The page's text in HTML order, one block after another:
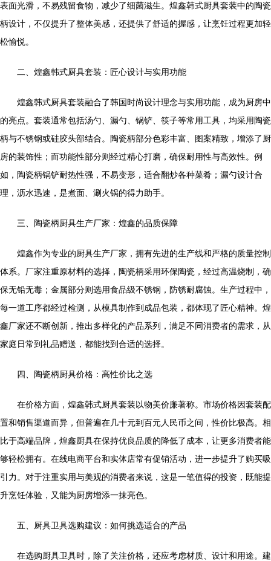
表面光滑，不易残留食物，减少了细菌滋生。煌鑫韩式厨具套装中的陶瓷
柄设计，不仅提升了整体美感，还提供了舒适的握感，让烹饪过程更加轻
松愉悦。
二、煌鑫韩式厨具套装：匠心设计与实用功能
煌鑫韩式厨具套装融合了韩国时尚设计理念与实用功能，成为厨房中
的亮点。套装通常包括汤勺、漏勺、锅铲、筷子等常用工具，均采用陶瓷
柄与不锈钢或硅胶头部结合。陶瓷柄部分色彩丰富、图案精致，增添了厨
房的装饰性；而功能性部分则经过精心打磨，确保耐用性与高效性。例
如，陶瓷柄锅铲耐热性强，不易变形，适合翻炒各种菜肴；漏勺设计合
理，沥水迅速，是煮面、涮火锅的得力助手。
三、陶瓷柄厨具生产厂家：煌鑫的品质保障
煌鑫作为专业的厨具生产厂家，拥有先进的生产线和严格的质量控制
体系。厂家注重原材料的选择，陶瓷柄采用环保陶瓷，经过高温烧制，确
保无铅无毒；金属部分则选用食品级不锈钢，防锈耐腐蚀。生产过程中，
每一道工序都经过检测，从模具制作到成品包装，都体现了匠心精神。煌
鑫厂家还不断创新，推出多样化的产品系列，满足不同消费者的需求，从
家庭日常到礼品赠送，都能找到合适的选择。
四、陶瓷柄厨具价格：高性价比之选
在价格方面，煌鑫韩式厨具套装以物美价廉著称。市场价格因套装配
置和销售渠道而异，但普遍在几十元到百元人民币之间，性价比极高。相
比于高端品牌，煌鑫厨具在保持优良品质的降低了成本，让更多消费者能
够轻松拥有。在线电商平台和实体店常有促销活动，进一步提升了购买吸
引力。对于注重实用与美观的消费者来说，这是一笔值得的投资，既能提
升烹饪体验，又能为厨房增添一抹亮色。
五、厨具卫具选购建议：如何挑选适合的产品
在选购厨具卫具时，除了关注价格，还应考虑材质、设计和用途。建